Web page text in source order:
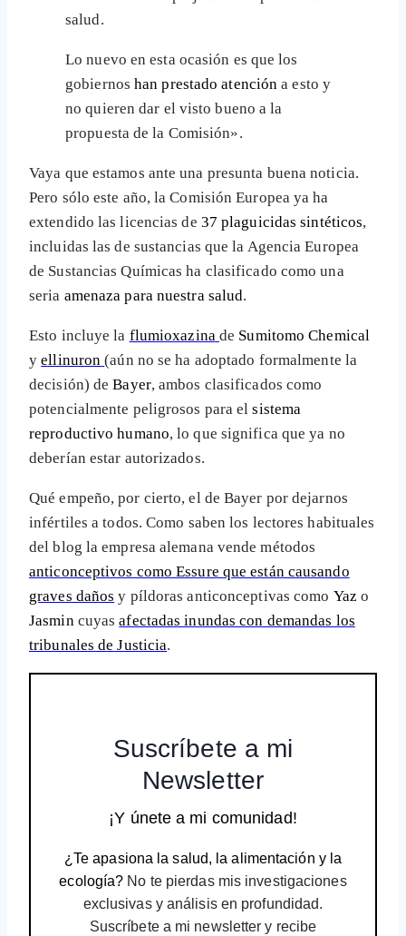
salud.
Lo nuevo en esta ocasión es que los
gobiernoshan prestado atención a esto y
no quieren dar el visto bueno a la
propuesta de la Comisión».
Vaya que estamos ante una presunta buena noticia.
Pero sólo este año, la Comisión Europea ya ha
extendido las licencias de 37 plaguicidas sintéticos,
incluidas las de sustancias que la Agencia Europea
de Sustancias Químicas ha clasificado como una
seria amenaza para nuestra salud.
Esto incluye la flumioxazina de Sumitomo Chemical
yellinuron (aún no se ha adoptado formalmente la
decisión) deBayer, ambos clasificados como
potencialmente peligrosos para elsistema
reproductivo humano, lo que significa que ya no
deberían estar autorizados.
Qué empeño, por cierto, el de Bayer por dejarnos
infértiles a todos. Como saben los lectores habituales
del blog la empresa alemana vende métodos
anticonceptivos como Essure que están causando
graves daños y píldoras anticonceptivas como Yaz o
Jasmincuyasafectadas inundas con demandas los
tribunales de Justicia.
Suscríbete a mi
Newsletter
¡Y únete a mi comunidad!
¿Te apasiona la salud, la alimentación y la
ecología? No te pierdas mis investigaciones
exclusivas y análisis en profundidad.
Suscríbete a mi newsletter y recibe